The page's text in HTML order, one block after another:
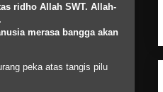
ridho Allah SWT. Allah-
merasa bangga akan
peka atas tangis pilu